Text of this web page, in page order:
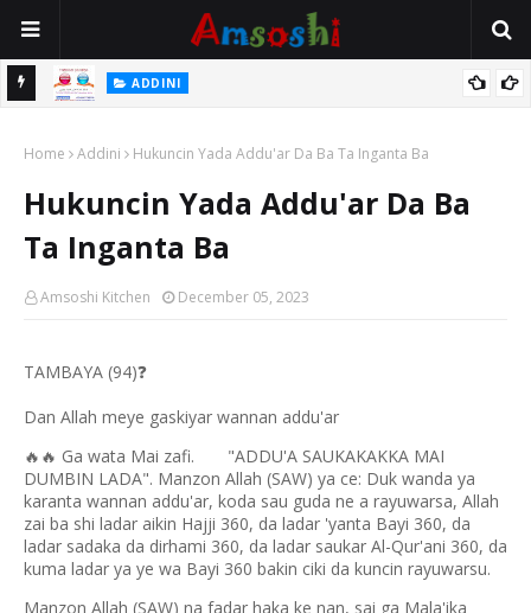
ADDINI
Home Addini Hukuncin Yada Addu'ar Da Ba Ta Inganta Ba
Hukuncin Yada Addu'ar Da Ba
Ta Inganta Ba
Amsoshi Kitchen December 05, 2023
TAMBAYA (94)❓
Dan Allah meye gaskiyar wannan addu'ar
🔥🔥 Ga wata Mai zafi. "ADDU'A SAUKAKAKKA MAI
DUMBIN LADA". Manzon Allah (SAW) ya ce: Duk wanda ya
karanta wannan addu'ar, koda sau guda ne a rayuwarsa, Allah
zai ba shi ladar aikin Hajji 360, da ladar 'yanta Bayi 360, da
ladar sadaka da dirhami 360, da ladar saukar Al-Qur'ani 360, da
kuma ladar ya ye wa Bayi 360 bakin ciki da kuncin rayuwarsu.
Manzon Allah (SAW) na fadar haka ke nan, sai ga Mala'ika